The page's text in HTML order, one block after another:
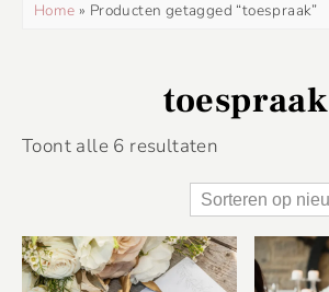
Home » Producten getagged “toespraak”
toespraak
Toont alle 6 resultaten